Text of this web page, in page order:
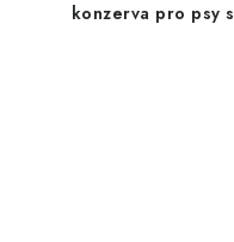
konzerva pro psy s